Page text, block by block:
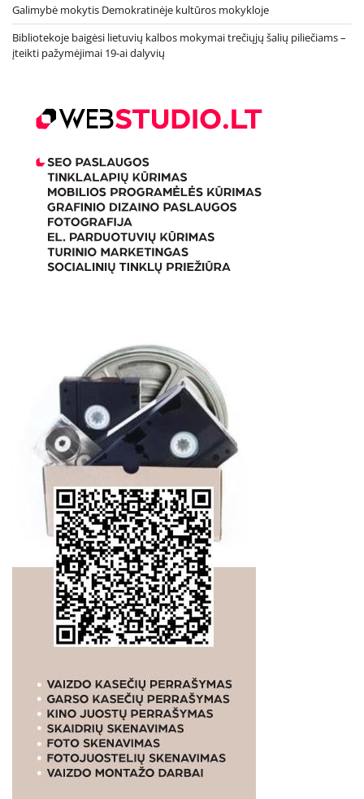
Galimybė mokytis Demokratinėje kultūros mokykloje
Bibliotekoje baigėsi lietuvių kalbos mokymai trečiųjų šalių piliečiams –
įteikti pažymėjimai 19-ai dalyvių